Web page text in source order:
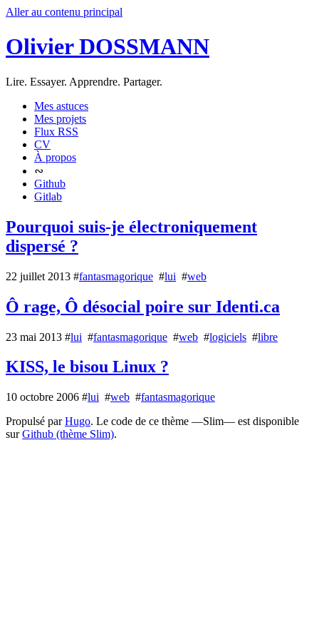
Aller au contenu principal
Olivier DOSSMANN
Lire. Essayer. Apprendre. Partager.
Mes astuces
Mes projets
Flux RSS
CV
À propos
∾
Github
Gitlab
Pourquoi suis-je électroniquement
dispersé ?
22 juillet 2013 #fantasmagorique #lui #web
Ô rage, Ô désocial poire sur Identi.ca
23 mai 2013 #lui #fantasmagorique #web #logiciels #libre
KISS, le bisou Linux ?
10 octobre 2006 #lui #web #fantasmagorique
Propulsé parHugo. Le code de ce thème —Slim— est disponible
surGithub (thème Slim).